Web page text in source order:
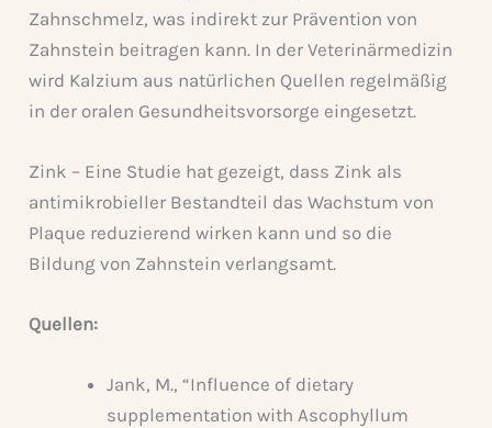
Zahnschmelz, was indirekt zur Prävention von
Zahnstein beitragen kann. In der Veterinärmedizin
wird Kalzium aus natürlichen Quellen regelmäßig
in der oralen Gesundheitsvorsorge eingesetzt.
Zink – Eine Studie hat gezeigt, dass Zink als
antimikrobieller Bestandteil das Wachstum von
Plaque reduzierend wirken kann und so die
Bildung von Zahnstein verlangsamt.
Quellen:
Jank, M., “Influence of dietary
supplementation with Ascophyllum